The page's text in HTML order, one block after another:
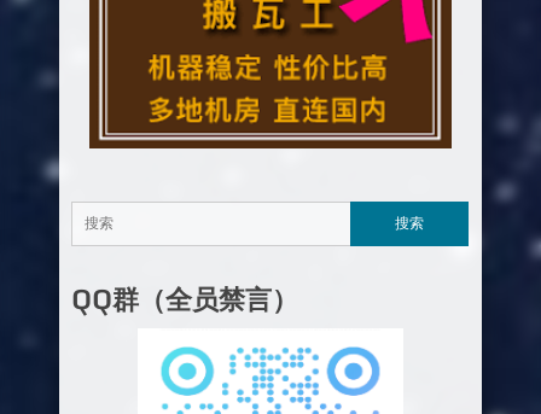
QQ群（全员禁言）